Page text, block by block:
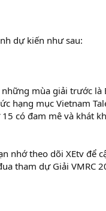
dự kiến như sau:
mùa giải trước là
hạng mục Vietnam
có đam mê và khát
nhớ theo dõi XEtv để
tham dự Giải VMRC